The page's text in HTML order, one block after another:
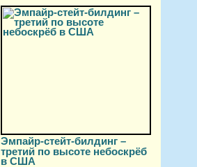
Эмпайр-стейт-билдинг –
третий по высоте небоскрёб
в США